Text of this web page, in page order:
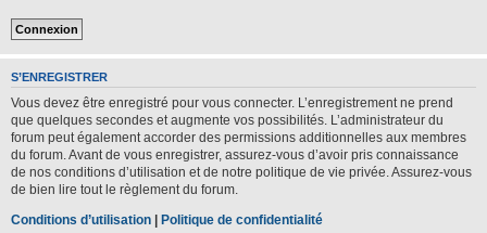
S’ENREGISTRER
Vous devez être enregistré pour vous connecter. L’enregistrement ne prend
que quelques secondes et augmente vos possibilités. L’administrateur du
forum peut également accorder des permissions additionnelles aux membres
du forum. Avant de vous enregistrer, assurez-vous d’avoir pris connaissance
de nos conditions d’utilisation et de notre politique de vie privée. Assurez-vous
de bien lire tout le règlement du forum.
Conditions d’utilisation | Politique de confidentialité